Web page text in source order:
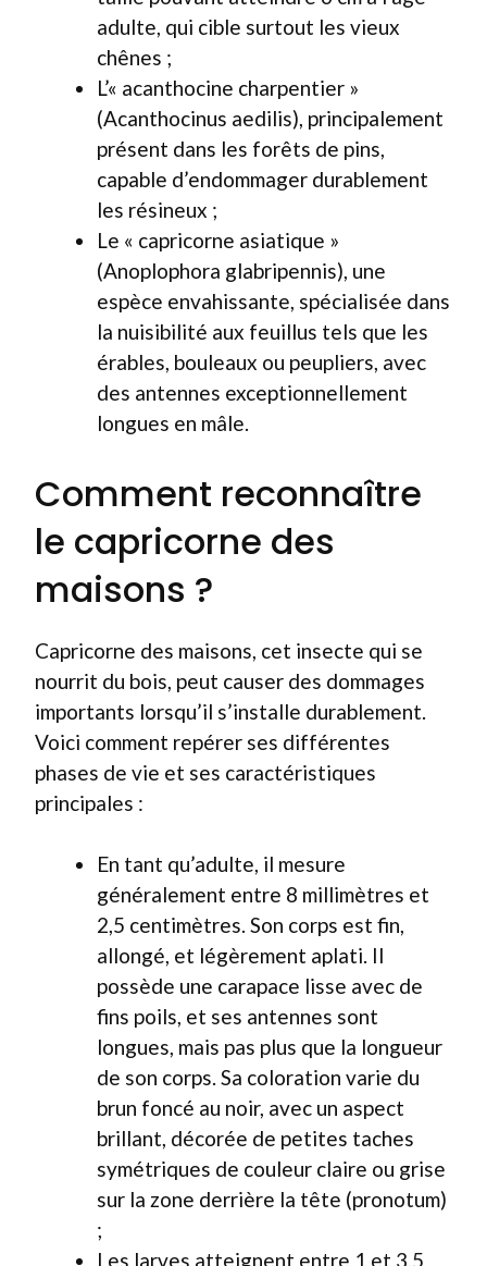
adulte, qui cible surtout les vieux
chênes ;
L’« acanthocine charpentier »
(Acanthocinus aedilis), principalement
présent dans les forêts de pins,
capable d’endommager durablement
les résineux ;
Le « capricorne asiatique »
(Anoplophora glabripennis), une
espèce envahissante, spécialisée dans
la nuisibilité aux feuillus tels que les
érables, bouleaux ou peupliers, avec
des antennes exceptionnellement
longues en mâle.
Comment reconnaître
le capricorne des
maisons ?
Capricorne des maisons, cet insecte qui se
nourrit du bois, peut causer des dommages
importants lorsqu’il s’installe durablement.
Voici comment repérer ses différentes
phases de vie et ses caractéristiques
principales :
En tant qu’adulte, il mesure
généralement entre 8 millimètres et
2,5 centimètres. Son corps est fin,
allongé, et légèrement aplati. Il
possède une carapace lisse avec de
fins poils, et ses antennes sont
longues, mais pas plus que la longueur
de son corps. Sa coloration varie du
brun foncé au noir, avec un aspect
brillant, décorée de petites taches
symétriques de couleur claire ou grise
sur la zone derrière la tête (pronotum)
;
Les larves atteignent entre 1 et 3,5